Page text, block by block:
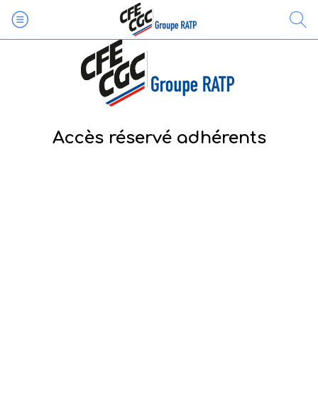
Accès réservé adhérents